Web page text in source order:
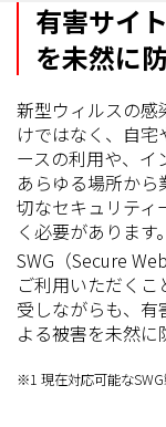
有害サイ
を未然に
新型ウィルスの感
けではなく、自
ースの利用や、イ
あらゆる場所か
切なセキュリティ
く必要がありま
SWG（Secure
ご利用いただく
受しながらも、有
よる被害を未然に
※1 現在対応可能な